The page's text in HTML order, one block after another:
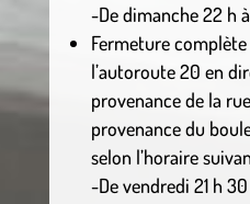
-De dimanche 22 h
Fermeture
l’autoroute 20 en
provenance de la
provenance du
selon l’horaire
-De vendredi 21 h